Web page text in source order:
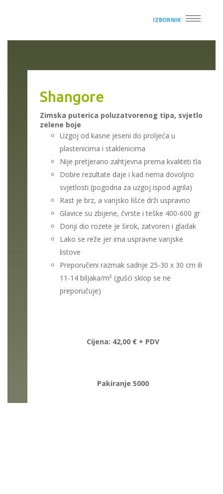
IZBORNIK
Shangore
Zimska puterica poluzatvorenog tipa, svjetlo
zelene boje
Uzgoj od kasne jeseni do proljeća u
plastenicima i staklenicima
Nije pretjerano zahtjevna prema kvaliteti tla
Dobre rezultate daje i kad nema dovoljno
svjetlosti (pogodna za uzgoj ispod agrila)
Rast je brz, a vanjsko lišće drži uspravno
Glavice su zbijene, čvrste i teške 400-600 gr
Donji dio rozete je širok, zatvoren i gladak
Lako se reže jer ima uspravne vanjske
listove
Preporučeni razmak sadnje 25-30 x 30 cm ili
11-14 biljaka/m² (gušći sklop se ne
preporučuje)
Cijena: 42,00 € + PDV
Pakiranje 5000